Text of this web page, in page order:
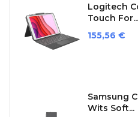
Logitech
Touch For...
Prezzo
155,56 €
Samsung
Wits Soft...